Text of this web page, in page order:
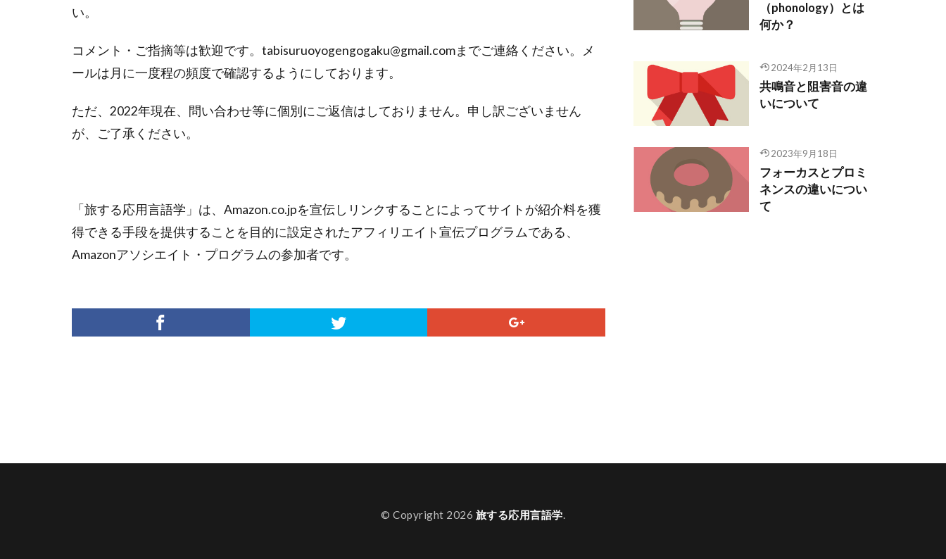
い。
コメント・ご指摘等は歓迎です。tabisuruoyogengogaku@gmail.comまでご連絡ください。メ
ールは月に一度程の頻度で確認するようにしております。
ただ、2022年現在、問い合わせ等に個別にご返信はしておりません。申し訳ございません
が、ご了承ください。
「旅する応用言語学」は、Amazon.co.jpを宣伝しリンクすることによってサイトが紹介料を獲
得できる手段を提供することを目的に設定されたアフィリエイト宣伝プログラムである、
Amazonアソシエイト・プログラムの参加者です。
（phonology）とは
何か？
2024年2月13日
共鳴音と阻害音の違
いについて
2023年9月18日
フォーカスとプロミ
ネンスの違いについ
て
© Copyright 2026 旅する応用言語学.